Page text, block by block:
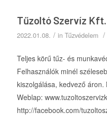
Tűzoltó Szervíz Kft.
2022.01.08. / in Tűzvédelem /
Teljes körű tűz- és
Felhasználók minél
kiszolgálása, kedvező
Weblap:
http://facebook.com/